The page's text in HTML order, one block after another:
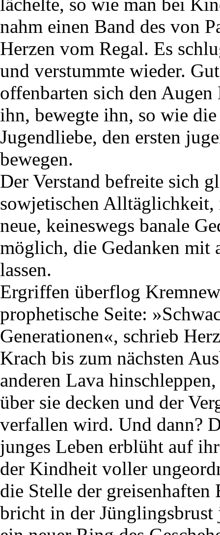
nahm einen Band des von
Herzen vom Regal. Es
und verstummte wieder.
offenbarten sich den
ihn, bewegte ihn, so wie
Jugendliebe, den ersten
bewegen.
Der Verstand befreite sich
sowjetischen Alltäglichkeit,
neue, keineswegs banale
möglich, die Gedanken mit
lassen.
Ergriffen überflog
prophetische Seite:
Generationen«, schrieb
Krach bis zum nächsten
anderen Lava
über sie decken und der
verfallen wird. Und dann?
junges Leben erblüht auf
der Kindheit voller
die Stelle der
bricht in der